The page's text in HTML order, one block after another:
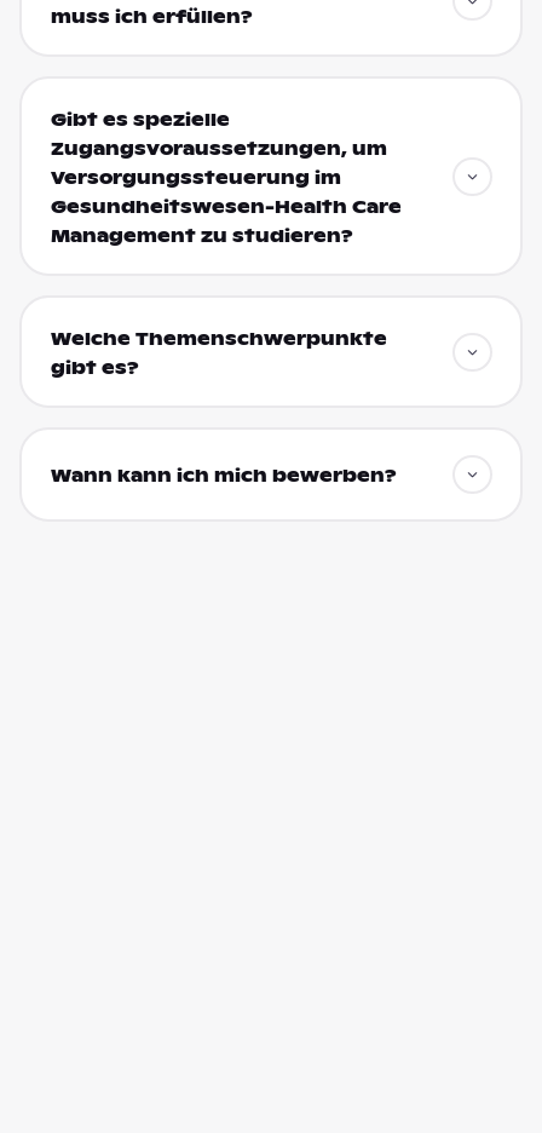
muss ich erfüllen?
Gibt es spezielle
Zugangsvoraussetzungen, um
Versorgungssteuerung im
Gesundheitswesen-Health Care
Management zu studieren?
Welche Themenschwerpunkte
gibt es?
Wann kann ich mich bewerben?